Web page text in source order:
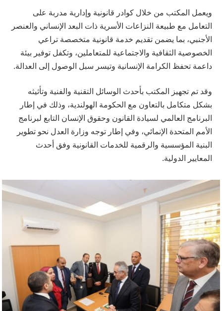
ويعمل المكتب من خلال كوادر قانونية وإدارية مدربة على
التعامل مع طبيعة النزاعات الأسرية ذات البعد الإنساني والعنصر
الأجنبي، بما يضمن تقديم خدمة قانونية متخصصة تراعي
الخصوصية الثقافية والاجتماعية للمتعاملين، وتكفل توفير بيئة
داعمة تحفظ الكرامة الإنسانية وتيسر سبل الوصول إلى العدالة.
وقد تم تجهيز المكتب بأحدث الوسائل التقنية والفنية وتأثيثه
بشكل متكامل بالتعاون مع الحكومة الهولندية، وذلك في إطار
البرنامج العالمي لسيادة القانون وحقوق الإنسان التابع لبرنامج
الأمم المتحدة الإنمائي، وفي إطار توجه وزارة العدل نحو تطوير
البنية المؤسسية والرقمية للخدمات القانونية وفق أحدث
المعايير الدولية.